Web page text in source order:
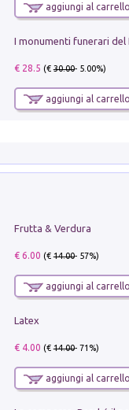
aggiungi al carrello
€ 28.5 (€30.00- 5.00%)
aggiungi al carrello
Frutta & Verdura
€ 6.00 (€14.00- 57%)
aggiungi al carrello
Latex
€ 4.00 (€14.00- 71%)
aggiungi al carrello